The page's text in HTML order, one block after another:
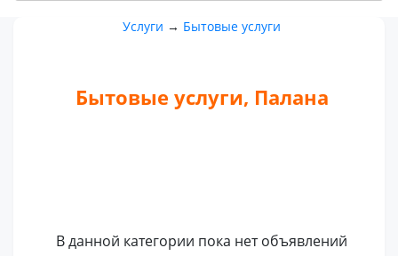
Услуги → Бытовые услуги
Бытовые услуги, Палана
В данной категории пока нет объявлений